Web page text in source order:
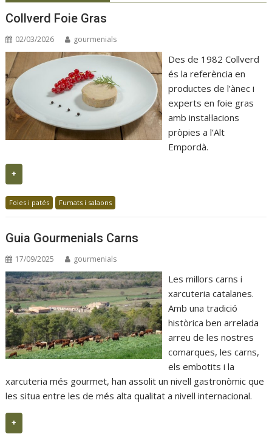
Collverd Foie Gras
02/03/2026 gourmenials
Des de 1982 Collverd
és la referència en
productes de l’ànec i
experts en foie gras
amb instal·lacions
pròpies a l’Alt
Empordà.
+
Foies i patés Fumats i salaons
Guia Gourmenials Carns
17/09/2025 gourmenials
Les millors carns i
xarcuteria catalanes.
Amb una tradició
històrica ben arrelada
arreu de les nostres
comarques, les carns,
els embotits i la
xarcuteria més gourmet, han assolit un nivell gastronòmic que
les situa entre les de més alta qualitat a nivell internacional.
+